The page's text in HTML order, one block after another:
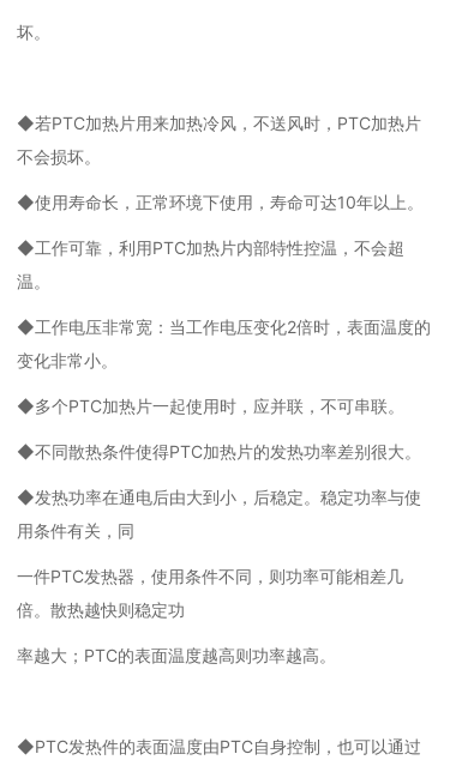
坏。
◆若PTC加热片用来加热冷风，不送风时，PTC加热片
不会损坏。
◆使用寿命长，正常环境下使用，寿命可达10年以上。
◆工作可靠，利用PTC加热片内部特性控温，不会超
温。
◆工作电压非常宽：当工作电压变化2倍时，表面温度的
变化非常小。
◆多个PTC加热片一起使用时，应并联，不可串联。
◆不同散热条件使得PTC加热片的发热功率差别很大。
◆发热功率在通电后由大到小，后稳定。稳定功率与使
用条件有关，同
一件PTC发热器，使用条件不同，则功率可能相差几
倍。散热越快则稳定功
率越大；PTC的表面温度越高则功率越高。
◆PTC发热件的表面温度由PTC自身控制，也可以通过